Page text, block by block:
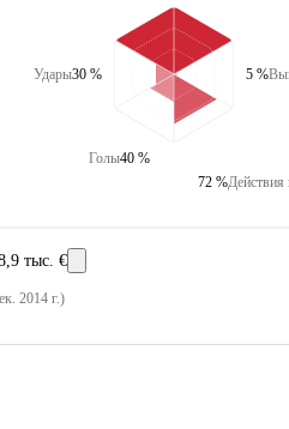
Удары30 %
Голы40 %
5 %
Действия
72 %
тыс. €
2014 г.)